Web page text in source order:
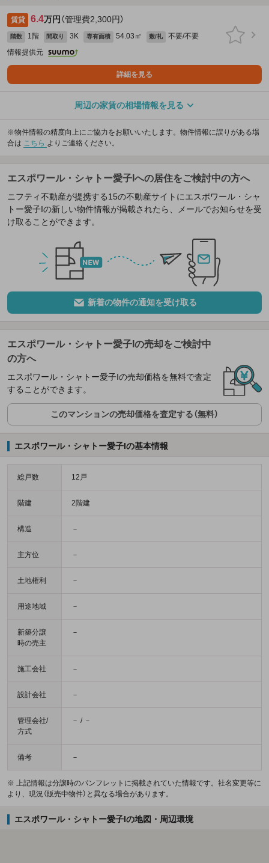
賃貸 6.4万円 （管理費2,300円）
階数 1階 間取り 3K 専有面積 54.03㎡ 敷/礼
不要/不要
情報提供元
詳細を見る
周辺の家賃の相場情報を見る
※物件情報の精度向上にご協力をお願いいたします。物件情報に誤りがある場
合は こちら よりご連絡ください。
エスポワール・シャトー愛子Iへの居住をご検討中の方へ
ニフティ不動産が提携する15の不動産サイトにエスポワール・シャ
トー愛子Iの新しい物件情報が掲載されたら、メールでお知らせを受
け取ることができます。
新着の物件の通知を受け取る
エスポワール・シャトー愛子Iの売却をご検討中
の方へ
エスポワール・シャトー愛子Iの売却価格を無料で査定
することができます。
このマンションの売却価格を査定する（無料）
エスポワール・シャトー愛子Iの基本情報
総戸数 12戸
階建 2階建
構造 －
主方位 －
土地権利 －
用途地域 －
新築分譲
時の売主
－
施工会社 －
設計会社 －
管理会社/
方式
－ / －
備考 －
※ 上記情報は分譲時のパンフレットに掲載されていた情報です。社名変更等に
より、現況（販売中物件）と異なる場合があります。
エスポワール・シャトー愛子Iの地図・周辺環境